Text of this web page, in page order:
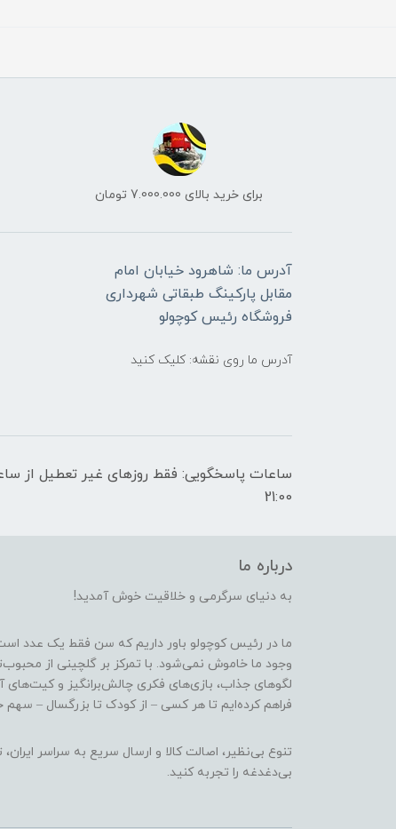
برای خرید بالای 7.000.000 تومان
آدرس ما: شاهرود خیابان امام
مقابل پارکینگ طبقاتی شهرداری
فروشگاه رئیس کوچولو
آدرس ما روی نقشه: کلیک کنید
21:00
درباره ما
به دنیای سرگرمی و خلاقیت خوش آمدید!
ما در رئیس کوچولو باور داریم که سن فقط یک عدد
وجود ما خاموش نمی‌شود. با تمرکز بر گلچینی از
لگوهای جذاب، بازی‌های فکری چالش‌برانگیز و
فراهم کرده‌ایم تا هر کسی – از کودک تا بزرگسال – سهم
تنوع بی‌نظیر، اصالت کالا و ارسال سریع به سراسر
بی‌دغدغه را تجربه کنید.